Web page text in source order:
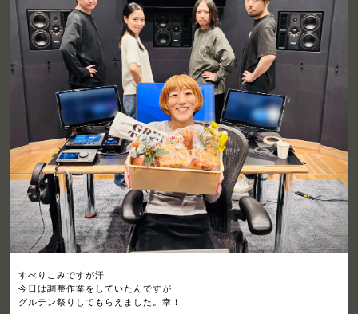
すべりこみですが汗
今日は調整作業をしていたんですが
グルテン祭りしてもらえました。幸！